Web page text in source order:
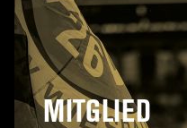
MITGLIED